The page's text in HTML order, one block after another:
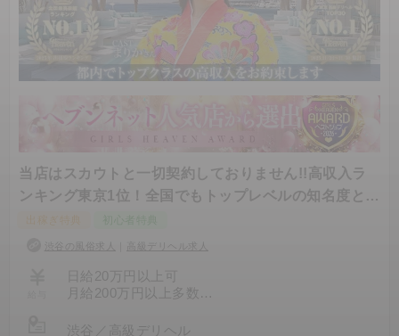
👑ASKクラス👑
90分：60,000円～90,000円以上の在籍者多数
120分：80,000円～120,000円以上の在籍者多数
150分：100,000円～150,000円以上の在籍者多数
180分：120,000円～180,000円以上の在籍者多数
🍺宅飲みプラン🍺
45分：10,000円+通常コース給与
※未成年者やお酒がニガテな方はソフトドリンク
でお願いしております。
〇本指名：100％女性バック
〇オプション：50％ or 100％ 女性バック
給与は完全日払いです。
その日に接客し、稼いだ報酬は
当店はスカウトと一切契約しておりません!!高収入ラ
ンキング東京1位！全国でもトップレベルの知名度と集
渋谷の風俗求人 高級デリヘル求人
日給20万円以上可
月給200万円以上多数
渋谷
高級デリヘル